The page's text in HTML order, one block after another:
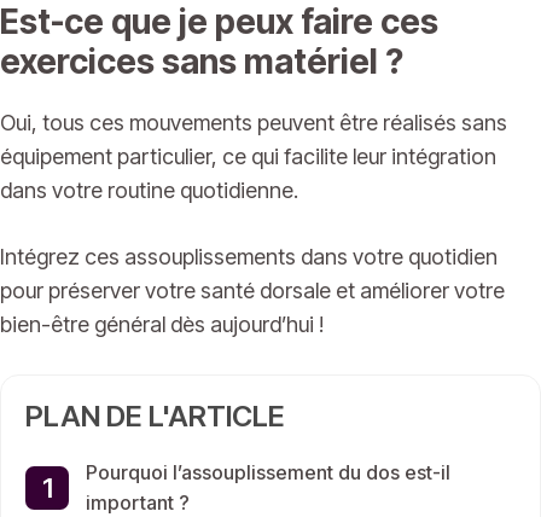
Est-ce que je peux faire ces
exercices sans matériel ?
Oui, tous ces mouvements peuvent être réalisés sans
équipement particulier, ce qui facilite leur intégration
dans votre routine quotidienne.
Intégrez ces assouplissements dans votre quotidien
pour préserver votre santé dorsale et améliorer votre
bien-être général dès aujourd’hui !
PLAN DE L'ARTICLE
Pourquoi l’assouplissement du dos est-il
important ?